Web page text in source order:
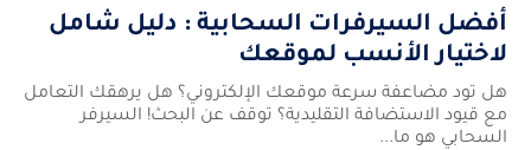
أفضل السيرفرات السحابية : دليل شامل
لاختيار الأنسب لموقعك
هل تود مضاعفة سرعة موقعك الإلكتروني؟ هل يرهقك التعامل
مع قيود الاستضافة التقليدية؟ توقف عن البحث! السيرفر
السحابي هو ما...